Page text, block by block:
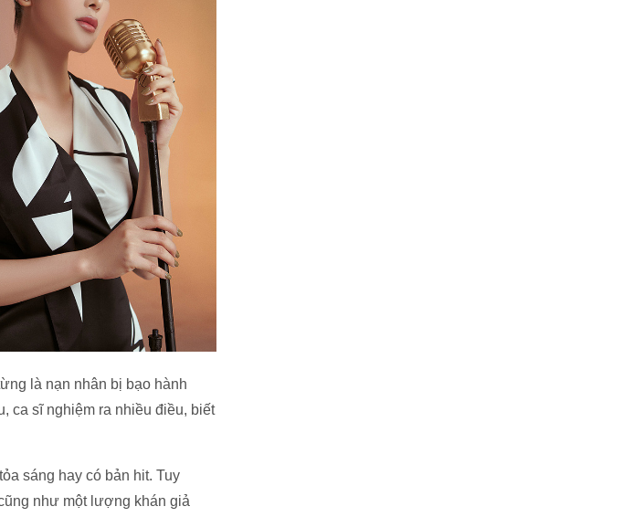
là nạn nhân bị bạo hành
ca sĩ nghiệm ra nhiều điều, biết
sáng hay có bản hit. Tuy
như một lượng khán giả